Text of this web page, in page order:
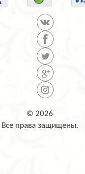
© 2026
Все права защищены.